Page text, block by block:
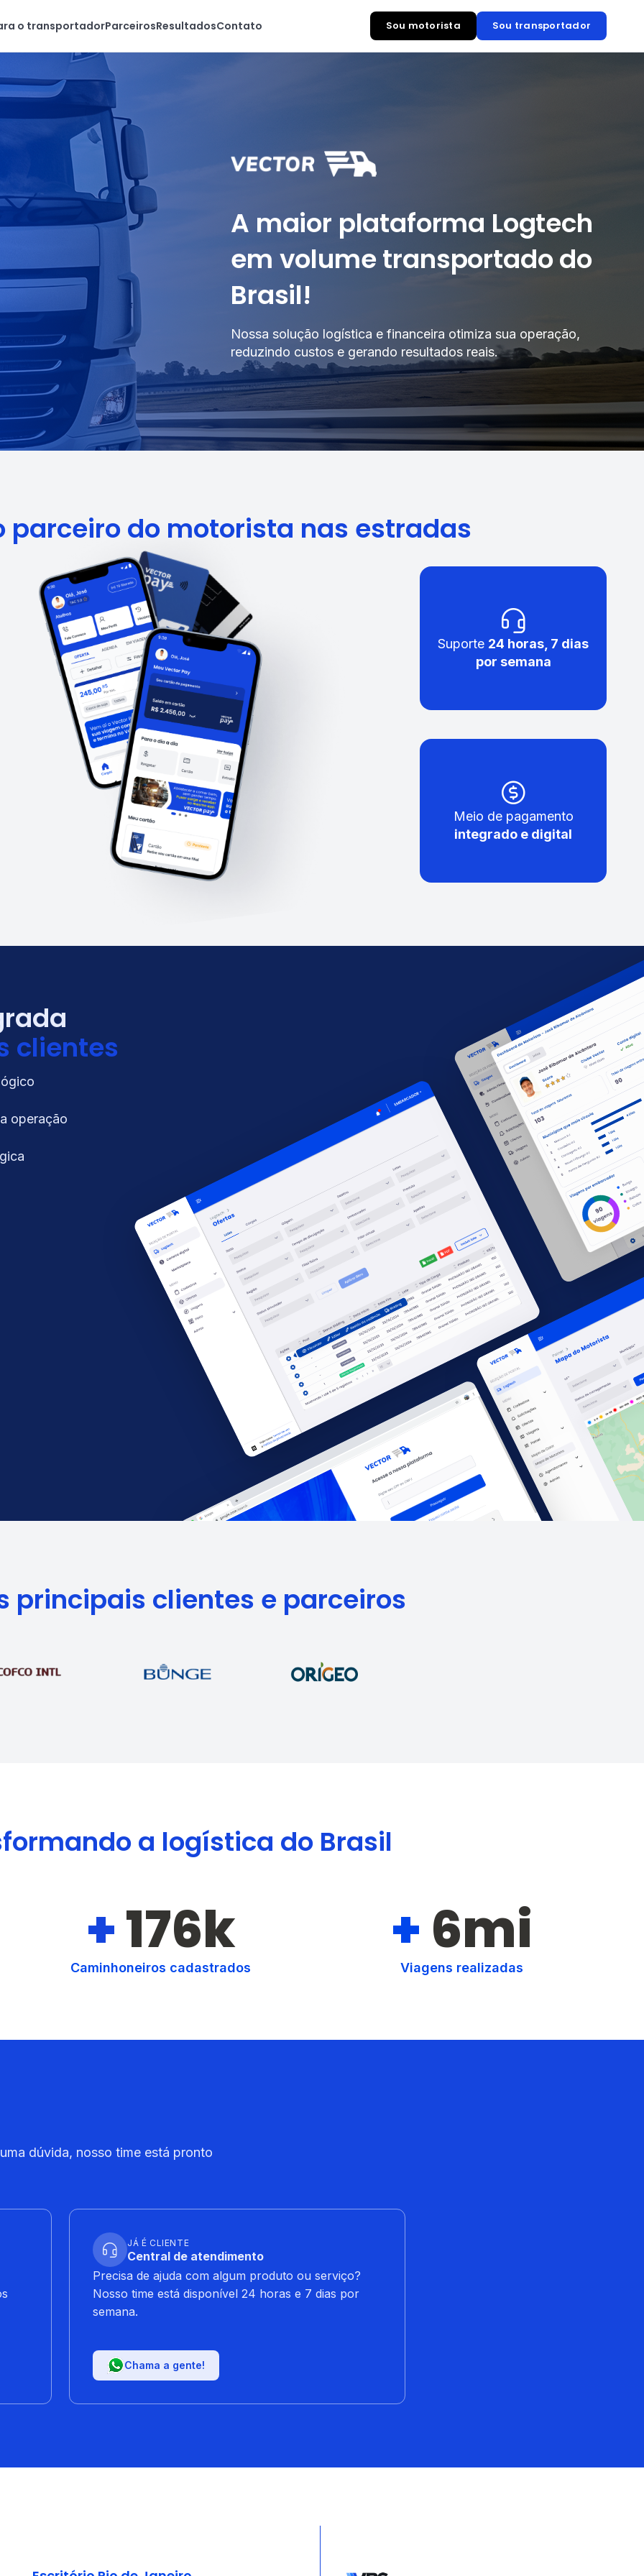
o transportadorParceirosResultadosContato Sou motorista Sou transportador
A maior plataforma Logtech
em volume transportado do
Brasil!
Nossa solução logística e financeira otimiza sua operação,
reduzindo custos e gerando resultados reais.
parceiro do motorista nas estradas
Suporte 24 horas, 7 dias
por semana
Meio de pagamento
integrado e digital
clientes
operação
principais clientes e parceiros
a logística do Brasil
+176k
Caminhoneiros cadastrados
+ 6mi
Viagens realizadas
dúvida, nosso time está pronto
JÁ É CLIENTE
Central de atendimento
Precisa de ajuda com algum produto ou serviço?
Nosso time está disponível 24 horas e 7 dias por
semana.
Chama a gente!